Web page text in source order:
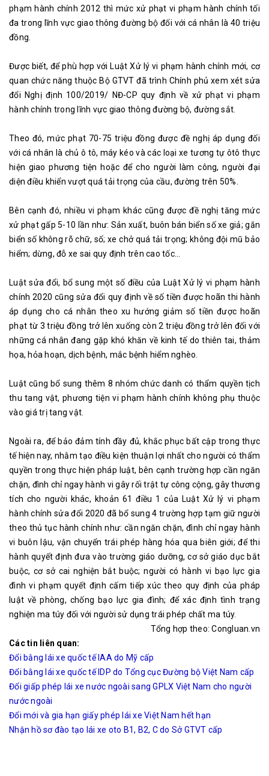
phạm hành chính 2012 thì mức xử phạt vi phạm hành chính tối
đa trong lĩnh vực giao thông đường bộ đối với cá nhân là 40 triệu
đồng.
Được biết, để phù hợp với Luật Xử lý vi phạm hành chính mới, cơ
quan chức năng thuộc Bộ GTVT đã trình Chính phủ xem xét sửa
đổi Nghị định 100/2019/ NĐ-CP quy định về xử phạt vi phạm
hành chính trong lĩnh vực giao thông đường bộ, đường sắt.
Theo đó, mức phạt 70-75 triệu đồng được đề nghị áp dụng đối
với cá nhân là chủ ô tô, máy kéo và các loại xe tương tự ôtô thực
hiện giao phương tiện hoặc để cho người làm công, người đại
diện điều khiển vượt quá tải trọng của cầu, đường trên 50%.
Bên cạnh đó, nhiều vi phạm khác cũng được đề nghị tăng mức
xử phạt gấp 5-10 lần như: Sản xuất, buôn bán biển số xe giả; gắn
biển số không rõ chữ, số; xe chở quá tải trọng; không đội mũ bảo
hiểm; dừng, đỗ xe sai quy định trên cao tốc...
Luật sửa đổi, bổ sung một số điều của Luật Xử lý vi phạm hành
chính 2020 cũng sửa đổi quy định về số tiền được hoãn thi hành
áp dụng cho cá nhân theo xu hướng giảm số tiền được hoãn
phạt từ 3 triệu đồng trở lên xuống còn 2 triệu đồng trở lên đối với
những cá nhân đang gặp khó khăn về kinh tế do thiên tai, thảm
họa, hỏa hoạn, dịch bệnh, mắc bệnh hiểm nghèo.
Luật cũng bổ sung thêm 8 nhóm chức danh có thẩm quyền tịch
thu tang vật, phương tiện vi phạm hành chính không phụ thuộc
vào giá trị tang vật.
Ngoài ra, để bảo đảm tính đầy đủ, khắc phục bất cập trong thực
tế hiện nay, nhằm tạo điều kiện thuận lợi nhất cho người có thẩm
quyền trong thực hiện pháp luật, bên cạnh trường hợp cần ngăn
chặn, đình chỉ ngay hành vi gây rối trật tự công cộng, gây thương
tích cho người khác, khoản 61 điều 1 của Luật Xử lý vi phạm
hành chính sửa đổi 2020 đã bổ sung 4 trường hợp tạm giữ người
theo thủ tục hành chính như: cần ngăn chặn, đình chỉ ngay hành
vi buôn lậu, vận chuyển trái phép hàng hóa qua biên giới; để thi
hành quyết định đưa vào trường giáo dưỡng, cơ sở giáo dục bắt
buộc, cơ sở cai nghiện bắt buộc; người có hành vi bạo lực gia
đình vi phạm quyết định cấm tiếp xúc theo quy định của pháp
luật về phòng, chống bạo lực gia đình; để xác định tình trạng
nghiện ma túy đối với người sử dụng trái phép chất ma túy.
Tổng hợp theo: Congluan.vn
Các tin liên quan:
Đổi bằng lái xe quốc tế IAA do Mỹ cấp
Đổi bằng lái xe quốc tế IDP do Tổng cục Đường bộ Việt Nam cấp
Đổi giấp phép lái xe nước ngoài sang GPLX Việt Nam cho người
nước ngoài
Đổi mới và gia hạn giấy phép lái xe Việt Nam hết hạn
Nhận hồ sơ đào tạo lái xe oto B1, B2, C do Sở GTVT cấp